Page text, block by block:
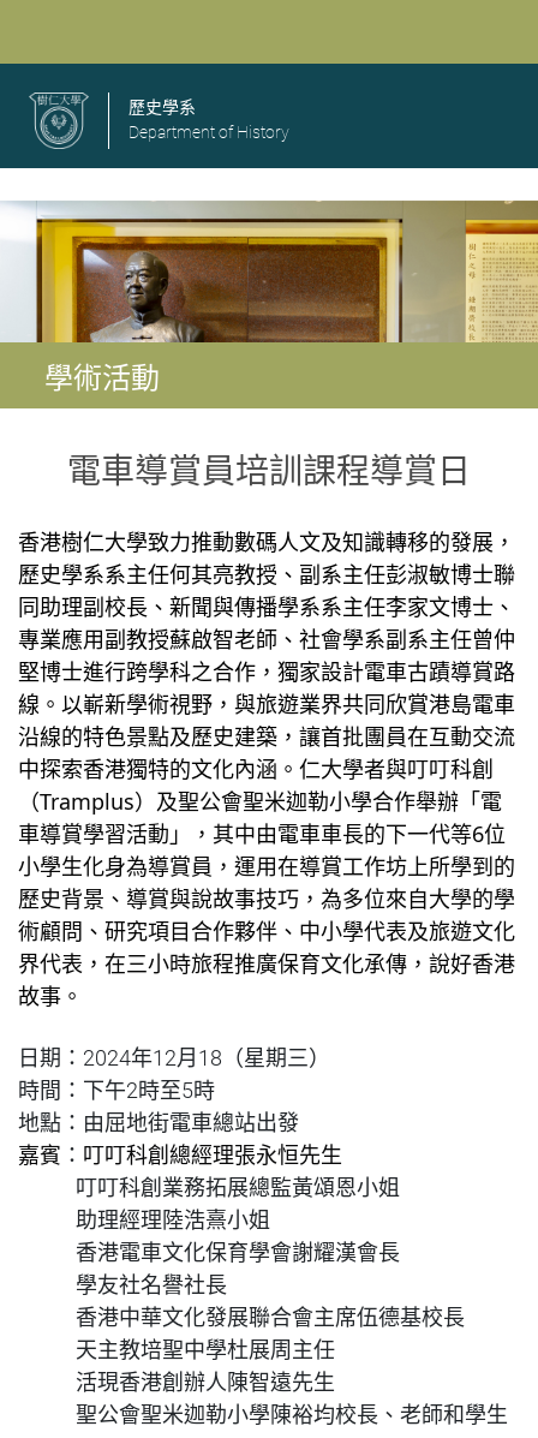
歷史學系
Department of History
學術活動
電車導賞員培訓課程導賞日
香港樹仁大學致力推動數碼人文及知識轉移的發展，
歷史學系系主任何其亮教授、副系主任彭淑敏博士聯
同助理副校長、新聞與傳播學系系主任李家文博士、
專業應用副教授蘇啟智老師、社會學系副系主任曾仲
堅博士進行跨學科之合作，獨家設計電車古蹟導賞路
線。以嶄新學術視野，與旅遊業界共同欣賞港島電車
沿線的特色景點及歷史建築，讓首批團員在互動交流
中探索香港獨特的文化內涵。 仁大學者與叮叮科創
（Tramplus）及聖公會聖米迦勒小學合作舉辦「電
車導賞學習活動」，其中由電車車長的下一代等6位
小學生化身為導賞員，運用在導賞工作坊上所學到的
歷史背景、導賞與說故事技巧，為多位來自大學的學
術顧問、研究項目合作夥伴、中小學代表及旅遊文化
界代表，在三小時旅程推廣保育文化承傳，說好香港
故事。
日期：2024年12月18（星期三）
時間 ： 下午2時至5時
地點：由屈地街電車總站出發
嘉賓 ： 叮叮科創總經理張永恒先生
叮叮科創業務拓展總監黃頌恩小姐
助理經理陸浩熹小姐
香港電車文化保育學會謝耀漢會長
學友社名譽社長
香港中華文化發展聯合會主席伍德基校長
天主教培聖中學杜展周主任
活現香港創辦人陳智遠先生
聖公會聖米迦勒小學陳裕均校長、老師和學生